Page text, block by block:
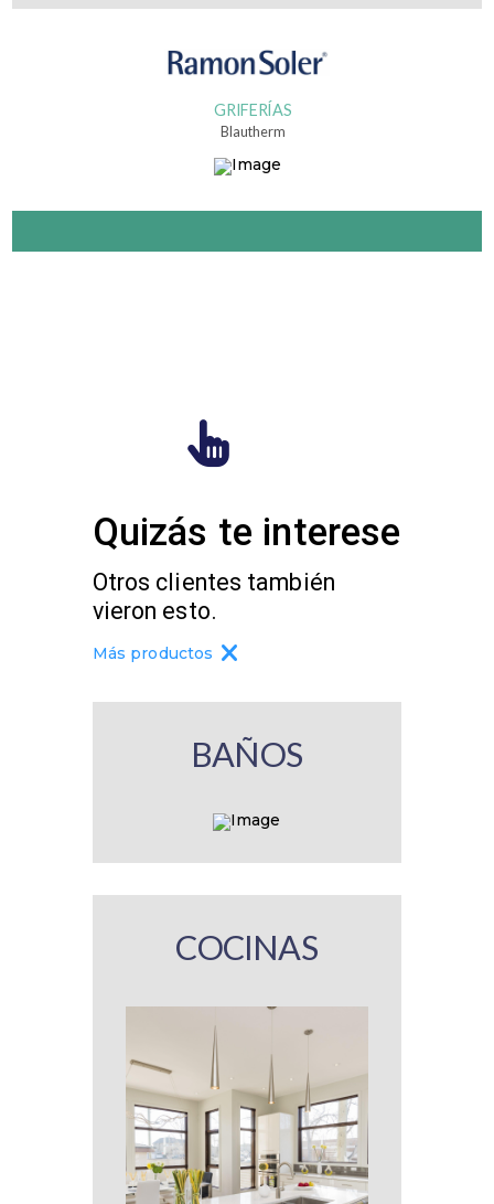
GRIFERÍAS
Blautherm
Quizás te interese
Otros clientes también
vieron esto.
Más productos
BAÑOS
COCINAS